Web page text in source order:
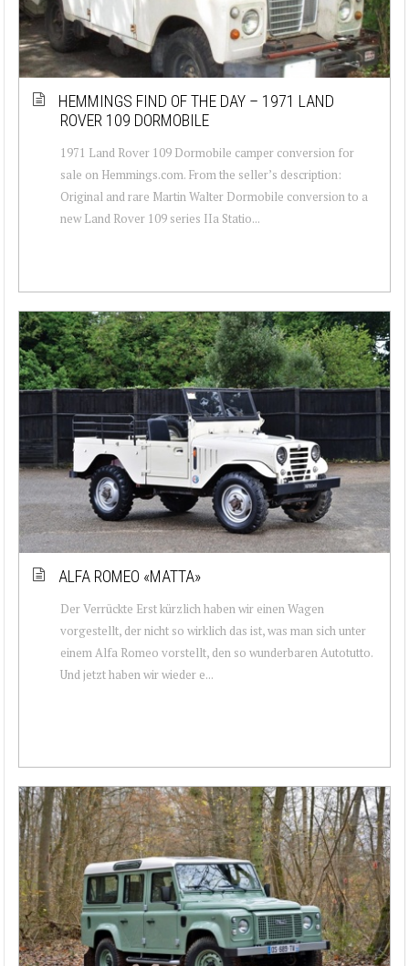
HEMMINGS FIND OF THE DAY – 1971 LAND
ROVER 109 DORMOBILE
1971 Land Rover 109 Dormobile camper conversion for
sale on Hemmings.com. From the seller’s description:
Original and rare Martin Walter Dormobile conversion to a
new Land Rover 109 series IIa Statio...
ALFA ROMEO «MATTA»
Der Verrückte Erst kürzlich haben wir einen Wagen
vorgestellt, der nicht so wirklich das ist, was man sich unter
einem Alfa Romeo vorstellt, den so wunderbaren Autotutto.
Und jetzt haben wir wieder e...